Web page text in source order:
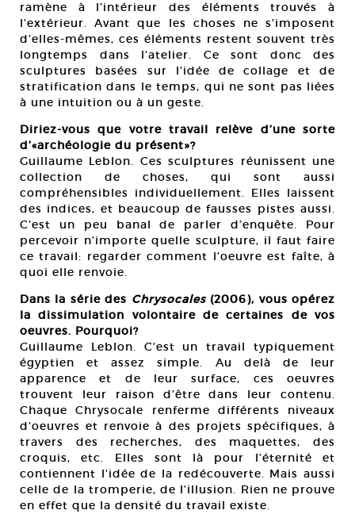
ramène à l’intérieur des éléments trouvés à
l’extérieur. Avant que les choses ne s’imposent
d’elles-mêmes, ces éléments restent souvent très
longtemps dans l’atelier. Ce sont donc des
sculptures basées sur l’idée de collage et de
stratification dans le temps, qui ne sont pas liées
à une intuition ou à un geste.
Diriez-vous que votre travail relève d’une sorte
d’«archéologie du présent»?
Guillaume Leblon. Ces sculptures réunissent une
collection de choses, qui sont aussi
compréhensibles individuellement. Elles laissent
des indices, et beaucoup de fausses pistes aussi.
C’est un peu banal de parler d’enquête. Pour
percevoir n’importe quelle sculpture, il faut faire
ce travail: regarder comment l’oeuvre est faîte, à
quoi elle renvoie.
Dans la série des Chrysocales(2006), vous opérez
la dissimulation volontaire de certaines de vos
oeuvres. Pourquoi?
Guillaume Leblon. C’est un travail typiquement
égyptien et assez simple. Au delà de leur
apparence et de leur surface, ces oeuvres
trouvent leur raison d’être dans leur contenu.
Chaque Chrysocale renferme différents niveaux
d’oeuvres et renvoie à des projets spécifiques, à
travers des recherches, des maquettes, des
croquis, etc. Elles sont là pour l’éternité et
contiennent l’idée de la redécouverte. Mais aussi
celle de la tromperie, de l’illusion. Rien ne prouve
en effet que la densité du travail existe.